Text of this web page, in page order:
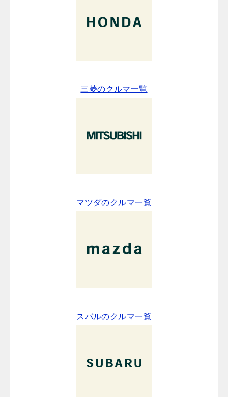
三菱のクルマ一覧
マツダのクルマ一覧
スバルのクルマ一覧